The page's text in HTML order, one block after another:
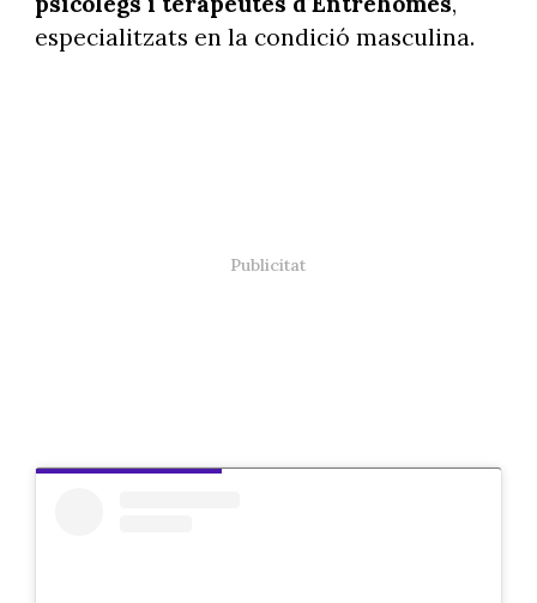
especialitzats en la condició masculina.